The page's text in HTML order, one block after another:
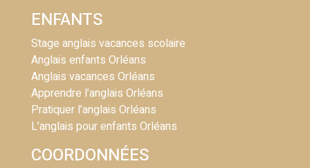
ENFANTS
Stage anglais vacances scolaire
Anglais enfants Orléans
Anglais vacances Orléans
Apprendre l’anglais Orléans
Pratiquer l’anglais Orléans
L’anglais pour enfants Orléans
COORDONNÉES